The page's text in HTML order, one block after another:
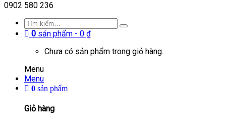
0902 580 236
0 sản phẩm - 0 ₫
Chưa có sản phẩm trong giỏ hàng.
Menu
Menu
0 sản phẩm
Giỏ hàng